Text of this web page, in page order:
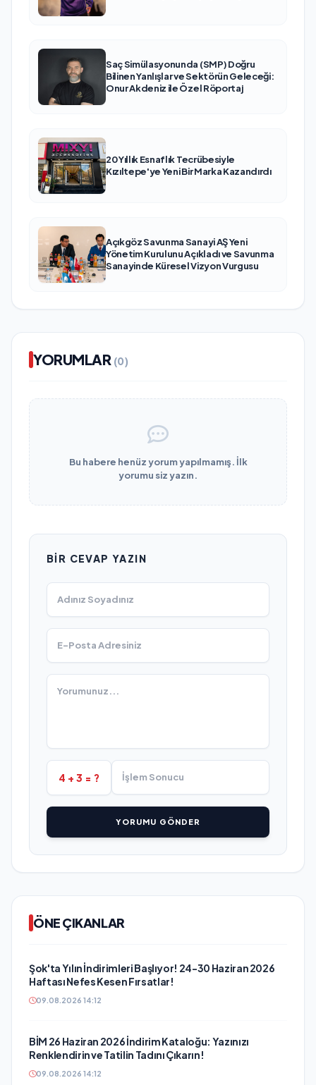
Saç Simülasyonunda (SMP) Doğru
Bilinen Yanlışlar ve Sektörün Geleceği:
Onur Akdeniz ile Özel Röportaj
20 Yıllık Esnaflık Tecrübesiyle
Kızıltepe'ye Yeni Bir Marka Kazandırdı
Açıkgöz Savunma Sanayi AŞ Yeni
Yönetim Kurulunu Açıkladı ve Savunma
Sanayinde Küresel Vizyon Vurgusu
YORUMLAR (0)
Bu habere henüz yorum yapılmamış. İlk
yorumu siz yazın.
BIR CEVAP YAZIN
4 + 3 = ?
YORUMU GÖNDER
ÖNE ÇIKANLAR
Şok'ta Yılın İndirimleri Başlıyor! 24-30 Haziran 2026
Haftası Nefes Kesen Fırsatlar!
09.08.2026 14:12
BİM 26 Haziran 2026 İndirim Kataloğu: Yazınızı
Renklendirin ve Tatilin Tadını Çıkarın!
09.08.2026 14:12